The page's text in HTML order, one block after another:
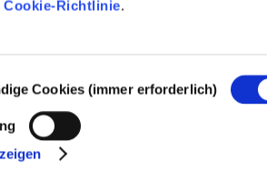
Cookie-Richtlinie.
Cookies (immer erforderlich)
Europe